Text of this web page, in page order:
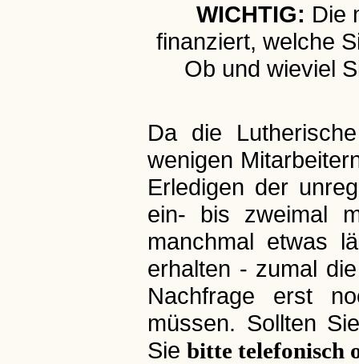
WICHTIG: Die
finanziert, welche
Ob und wieviel
Da die
wenigen
Erledigen der
ein- bis zweimal
manchmal etwas
erhalten - zumal
Nachfrage erst
müssen. Sollten
Sie bitte telefonisch